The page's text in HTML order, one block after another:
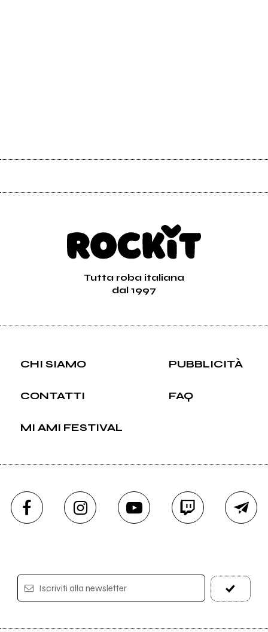
Tutta roba italiana
dal 1997
CHI SIAMO PUBBLICITÀ
CONTATTI FAQ
MI AMI FESTIVAL
Iscriviti alla newsletter